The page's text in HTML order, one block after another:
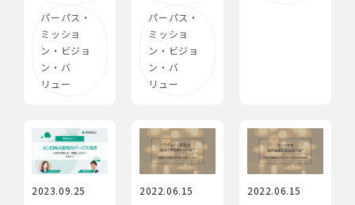
パーパス・
ミッショ
ン・ビジョ
ン・バ
リュー
パーパス・
ミッショ
ン・ビジョ
ン・バ
リュー
2023.09.25 2022.06.15 2022.06.15